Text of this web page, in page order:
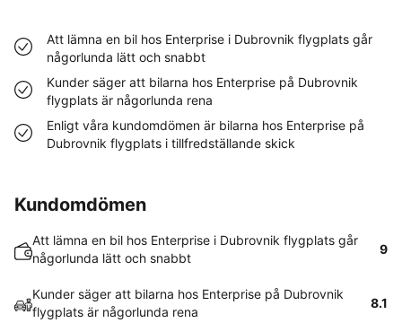
Att lämna en bil hos Enterprise i Dubrovnik flygplats går
någorlunda lätt och snabbt
Kunder säger att bilarna hos Enterprise på Dubrovnik
flygplats är någorlunda rena
Enligt våra kundomdömen är bilarna hos Enterprise på
Dubrovnik flygplats i tillfredställande skick
Kundomdömen
Att lämna en bil hos Enterprise i Dubrovnik flygplats går
någorlunda lätt och snabbt
9
Kunder säger att bilarna hos Enterprise på Dubrovnik
flygplats är någorlunda rena
8.1